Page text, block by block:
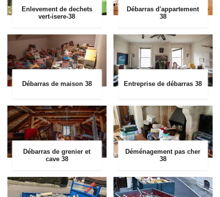
Enlevement de dechets
vert-isere-38
Débarras d'appartement
38
Débarras de maison 38 Entreprise de débarras 38
Débarras de grenier et
cave 38
Déménagement pas cher
38